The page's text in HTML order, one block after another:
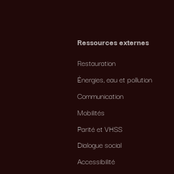
Ressources externes
Restauration
Énergies, eau et pollution
Communication
Mobilités
Parité et VHSS
Dialogue social
Accessibilité